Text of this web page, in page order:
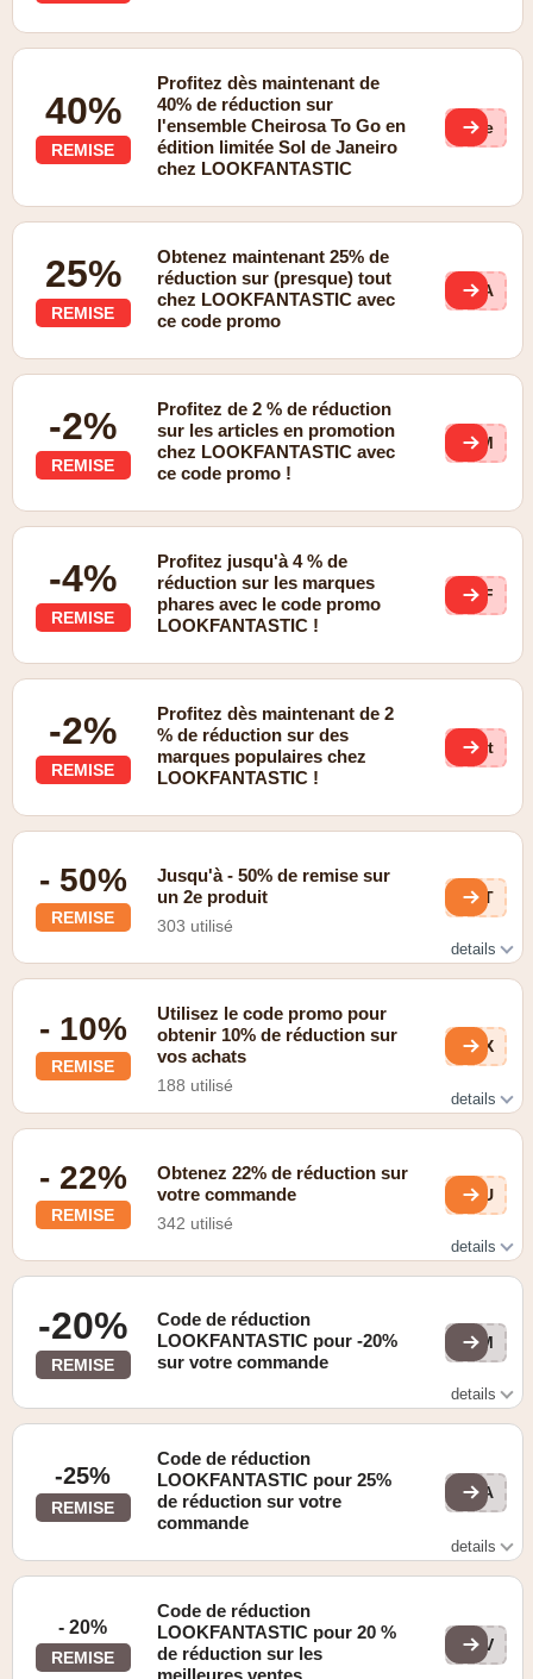
40%
REMISE
Profitez dès maintenant de
40% de réduction sur
l'ensemble Cheirosa To Go en
édition limitée Sol de Janeiro
chez LOOKFANTASTIC
(ge
25%
REMISE
Obtenez maintenant 25% de
réduction sur (presque) tout
chez LOOKFANTASTIC avec
ce code promo
MAA
-2%
REMISE
Profitez de 2 % de réduction
sur les articles en promotion
chez LOOKFANTASTIC avec
ce code promo !
ZOM
-4%
REMISE
Profitez jusqu'à 4 % de
réduction sur les marques
phares avec le code promo
LOOKFANTASTIC !
AFF
-2%
REMISE
Profitez dès maintenant de 2
% de réduction sur des
marques populaires chez
LOOKFANTASTIC !
not
- 50%
REMISE
Jusqu'à - 50% de remise sur
un 2e produit
303 utilisé
W9T
details
- 10%
REMISE
Utilisez le code promo pour
obtenir 10% de réduction sur
vos achats
188 utilisé
AmX
details
- 22%
REMISE
Obtenez 22% de réduction sur
votre commande
342 utilisé
QwU
details
-20%
REMISE
Code de réduction
LOOKFANTASTIC pour -20%
sur votre commande
WOM
details
-25%
REMISE
Code de réduction
LOOKFANTASTIC pour 25%
de réduction sur votre
commande
FLA
details
- 20%
REMISE
Code de réduction
LOOKFANTASTIC pour 20 %
de réduction sur les
meilleures ventes
LFV